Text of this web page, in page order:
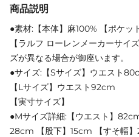
商品説明
●素材:【本体】麻100% 【ポケッ
【ラルフ ローレンメーカーサ
ズが異なる場合が御座います。
●サイズ:【Sサイズ】ウエスト
【Lサイズ】ウエスト92cm
【実寸サイズ】
●Mサイズ詳細:【ウエスト】
28cm 【股下】15cm 【すそ幅